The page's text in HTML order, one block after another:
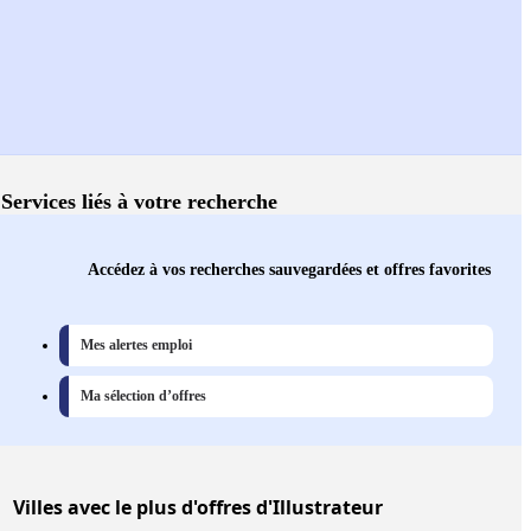
Services liés à votre recherche
Accédez à vos recherches sauvegardées et offres favorites
Mes alertes emploi
Ma sélection d’offres
Villesavec le plus d'offres d'Illustrateur